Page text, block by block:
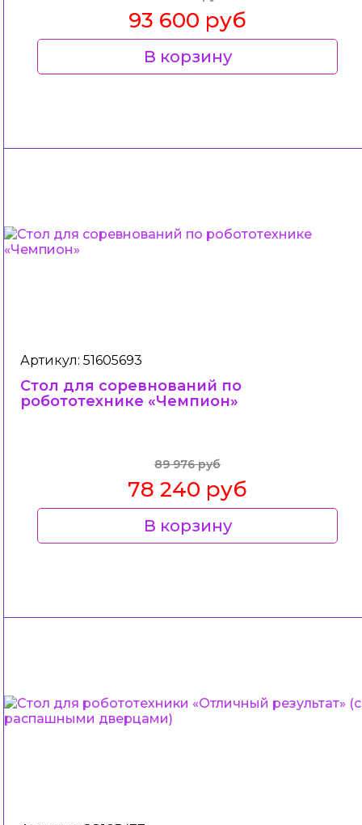
93 600 руб
В корзину
Артикул: 51605693
Стол для соревнований по
робототехнике «Чемпион»
89 976 руб
78 240 руб
В корзину